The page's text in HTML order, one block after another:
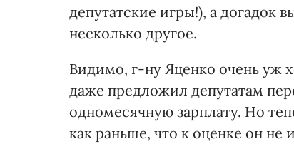
депутатские игры!), а догадок
несколько другое.
Видимо, г-ну Яценко очень уж
даже предложил депутатам
одномесячную зарплату. Но
как раньше, что к оценке он не